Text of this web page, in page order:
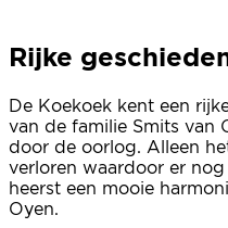
Rijke
De Koekoek kent een
van de familie Smits van
door de oorlog. Alleen
verloren waardoor er
heerst een mooie
Oyen.